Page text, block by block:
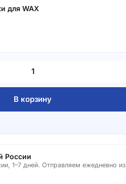
для WAX
В корзину
России
1–7 дней. Отправляем ежедневно из